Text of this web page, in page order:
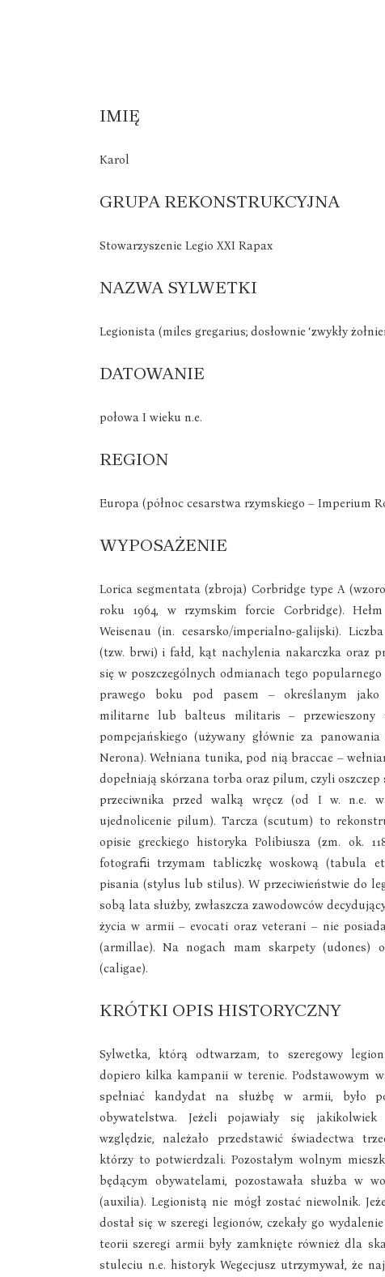
IMIĘ
Karol
GRUPA REKONSTRUKCYJNA
Stowarzyszenie Legio XXI Rapax
NAZWA SYLWETKI
Legionista (miles gregarius; dosłownie ‘zwykły
DATOWANIE
połowa I wieku n.e.
REGION
Europa (północ cesarstwa rzymskiego – Imperium
WYPOSAŻENIE
Lorica segmentata (zbroja) Corbridge type A
roku 1964, w rzymskim forcie Corbridge).
Weisenau (in. cesarsko/imperialno-galijski).
(tzw. brwi) i fałd, kąt nachylenia nakarczka oraz
się w poszczególnych odmianach tego
prawego boku pod pasem – określanym jako
militarne lub balteus militaris – przewieszony
pompejańskiego (używany głównie za
Nerona). Wełniana tunika, pod nią braccae –
dopełniają skórzana torba oraz pilum, czyli oszczep
przeciwnika przed walką wręcz (od I w. n.e. w
ujednolicenie pilum). Tarcza (scutum) to
opisie greckiego historyka Polibiusza (zm. ok.
fotografii trzymam tabliczkę woskową (tabula
pisania (stylus lub stilus). W przeciwieństwie do
sobą lata służby, zwłaszcza zawodowców
życia w armii – evocati oraz veterani – nie
(armillae). Na nogach mam skarpety (udones)
(caligae).
KRÓTKI OPIS HISTORYCZNY
Sylwetka, którą odtwarzam, to szeregowy
dopiero kilka kampanii w terenie. Podstawowym
spełniać kandydat na służbę w armii, było
obywatelstwa. Jeżeli pojawiały się
względzie, należało przedstawić świadectwa
którzy to potwierdzali. Pozostałym wolnym
będącym obywatelami, pozostawała służba w
(auxilia). Legionistą nie mógł zostać niewolnik.
dostał się w szeregi legionów, czekały go
teorii szeregi armii były zamknięte również dla
stuleciu n.e. historyk Wegecjusz utrzymywał, że